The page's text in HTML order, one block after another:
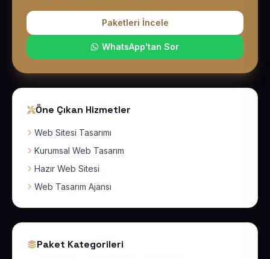
Paketleri İncele
WhatsApp'tan Sor
Öne Çıkan Hizmetler
Web Sitesi Tasarımı
Kurumsal Web Tasarım
Hazır Web Sitesi
Web Tasarım Ajansı
Paket Kategorileri